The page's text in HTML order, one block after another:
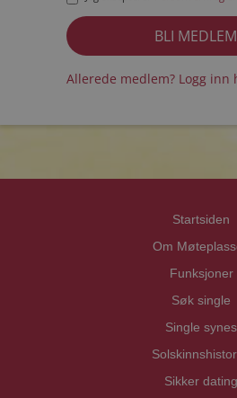
Allerede medlem? Logg inn
Startsiden
Om
Funksjoner
Søk single
Single synes
Sikker dating